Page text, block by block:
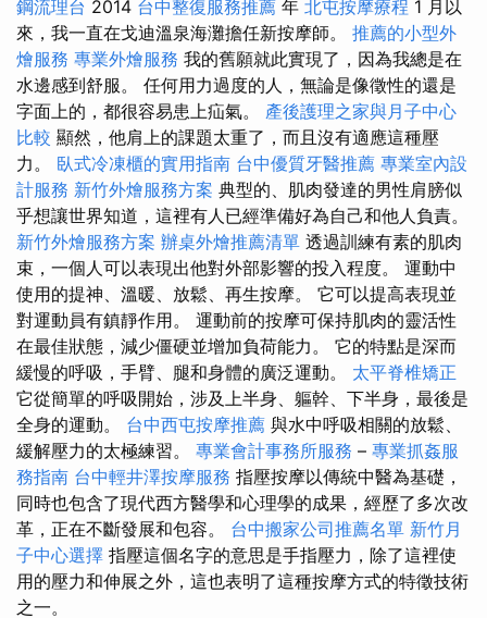
鋼流理台 2014 台中整復服務推薦 年 北屯按摩療程 1 月以
來，我一直在戈迪溫泉海灘擔任新按摩師。 推薦的小型外
燴服務 專業外燴服務 我的舊願就此實現了，因為我總是在
水邊感到舒服。 任何用力過度的人，無論是像徵性的還是
字面上的，都很容易患上疝氣。 產後護理之家與月子中心
比較 顯然，他肩上的課題太重了，而且沒有適應這種壓
力。 臥式冷凍櫃的實用指南 台中優質牙醫推薦 專業室內設
計服務 新竹外燴服務方案 典型的、肌肉發達的男性肩膀似
乎想讓世界知道，這裡有人已經準備好為自己和他人負責。
新竹外燴服務方案 辦桌外燴推薦清單 透過訓練有素的肌肉
束，一個人可以表現出他對外部影響的投入程度。 運動中
使用的提神、溫暖、放鬆、再生按摩。 它可以提高表現並
對運動員有鎮靜作用。 運動前的按摩可保持肌肉的靈活性
在最佳狀態，減少僵硬並增加負荷能力。 它的特點是深而
緩慢的呼吸，手臂、腿和身體的廣泛運動。 太平脊椎矯正
它從簡單的呼吸開始，涉及上半身、軀幹、下半身，最後是
全身的運動。 台中西屯按摩推薦 與水中呼吸相關的放鬆、
緩解壓力的太極練習。 專業會計事務所服務 – 專業抓姦服
務指南 台中輕井澤按摩服務 指壓按摩以傳統中醫為基礎，
同時也包含了現代西方醫學和心理學的成果，經歷了多次改
革，正在不斷發展和包容。 台中搬家公司推薦名單 新竹月
子中心選擇 指壓這個名字的意思是手指壓力，除了這裡使
用的壓力和伸展之外，這也表明了這種按摩方式的特徵技術
之一。